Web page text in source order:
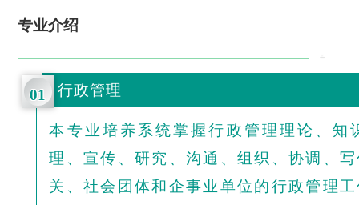
专业介绍
01 行政管理
本专业培养系统掌握行政管理理论、知
理、宣传、研究、沟通、组织、协调、
关、社会团体和企事业单位的行政管理